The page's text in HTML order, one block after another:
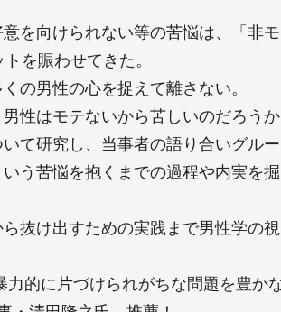
を向けられない等の苦悩は、「非
を賑わせてきた。
の男性の心を捉えて離さない。
性はモテないから苦しいのだろうか
て研究し、当事者の語り合いグル
う苦悩を抱くまでの過程や内実を
抜け出すための実践まで男性学の
暴力的に片づけられがちな問題を豊か